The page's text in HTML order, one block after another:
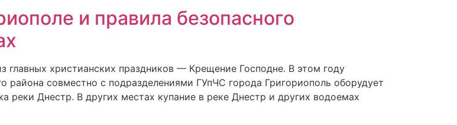
и правила безопасного
главных христианских праздников — Крещение Господне. В этом году
района совместно с подразделениями ГУпЧС города Григориополь оборудует
реки Днестр. В других местах купание в реке Днестр и других водоемах